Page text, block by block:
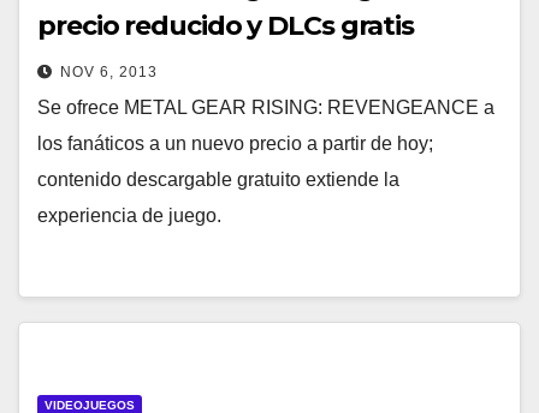
precio reducido y DLCs gratis
NOV 6, 2013
Se ofrece METAL GEAR RISING: REVENGEANCE a
los fanáticos a un nuevo precio a partir de hoy;
contenido descargable gratuito extiende la
experiencia de juego.
VIDEOJUEGOS